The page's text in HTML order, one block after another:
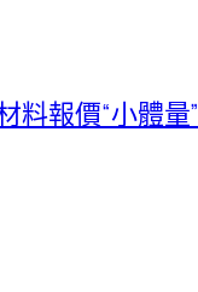
料報價“小體量”